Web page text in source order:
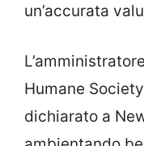
un’accurata
Humane
dichiarato a